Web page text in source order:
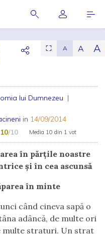
⛶ A A A
lui Dumnezeu |
in 14/09/2014
10/10 Media 10 din 1 vot
în părţile noastre
şi în cea ascunsă
în minte
când cineva sapă o
adâncă, de multe ori
multe straturi. Un strat